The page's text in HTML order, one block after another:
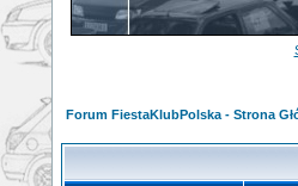
Forum FiestaKlubPolska - Strona